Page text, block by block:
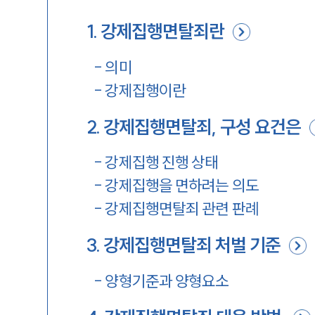
1. 강제집행면탈죄란
- 의미
-강제집행이란
2. 강제집행면탈죄, 구성 요건은
-강제집행 진행 상태
-강제집행을 면하려는 의도
-강제집행면탈죄 관련 판례
3. 강제집행면탈죄 처벌 기준
- 양형기준과 양형요소